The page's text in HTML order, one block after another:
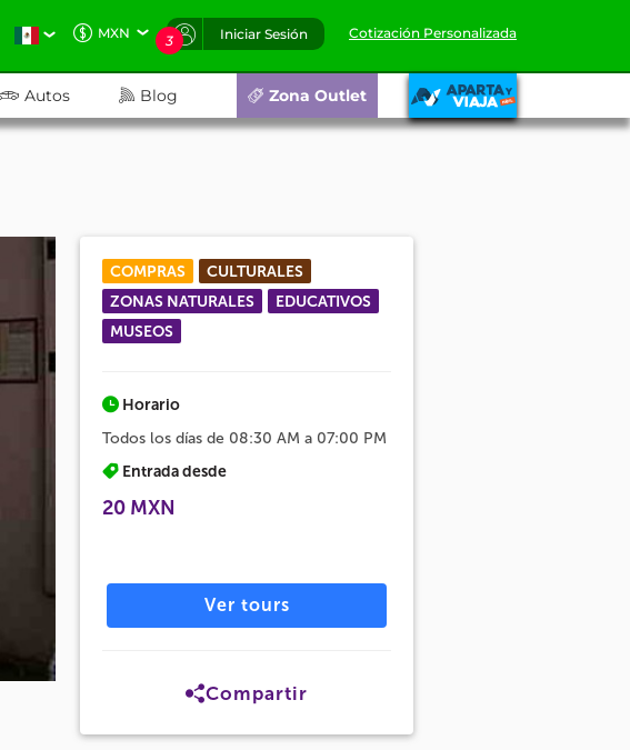
MXN 3 Iniciar Sesión Cotización Personalizada
Autos Blog Zona Outlet
COMPRAS
CULTURALES
ZONAS NATURALES
EDUCATIVOS
MUSEOS
Horario
Todos los días de 08:30 AM a 07:00 PM
Entrada desde
20 MXN
Ver tours
Compartir